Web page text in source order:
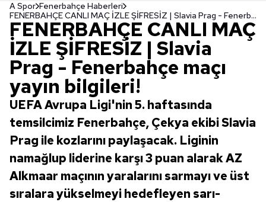
A Spor Fenerbahçe Haberleri
FENERBAHÇE CANLI MAÇ İZLE ŞİFRESİZ | Slavia Prag - Fenerbahçe maçı yayın bilgileri!
FENERBAHÇE CANLI MAÇ
İZLE ŞİFRESİZ | Slavia
Prag - Fenerbahçe maçı
yayın bilgileri!
UEFA Avrupa Ligi'nin 5. haftasında
temsilcimiz Fenerbahçe, Çekya ekibi Slavia
Prag ile kozlarını paylaşacak. Liginin
namağlup liderine karşı 3 puan alarak AZ
Alkmaar maçının yaralarını sarmayı ve üst
sıralara yükselmeyi hedefleyen sarı-